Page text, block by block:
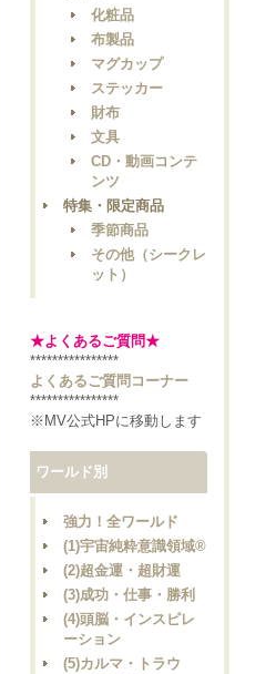
化粧品
布製品
マグカップ
ステッカー
財布
文具
CD・動画コンテ
ンツ
特集・限定商品
季節商品
その他（シークレ
ット）
★よくあるご質問★
****************
よくあるご質問コーナー
****************
※MV公式HPに移動します
ワールド別
強力！全ワールド
(1)宇宙純粋意識領域®
(2)超金運・超財運
(3)成功・仕事・勝利
(4)頭脳・インスピレ
ーション
(5)カルマ・トラウ